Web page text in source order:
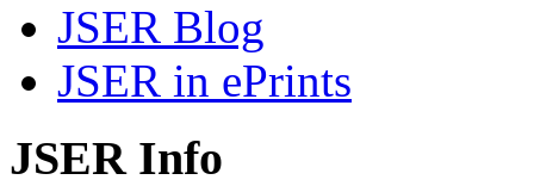
JSER Blog
JSER in ePrints
JSER Info